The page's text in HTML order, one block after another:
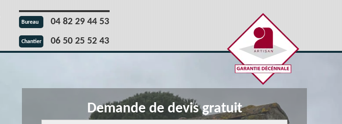
Bureau 04 82 29 44 53
Chantier 06 50 25 52 43
Demande de devis gratuit